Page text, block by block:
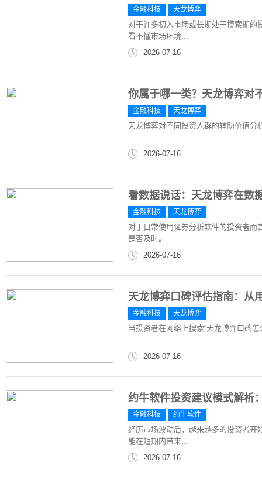
金融科技 天龙博弈
对于许多初入市场或长期处于摸索期
看不懂市场环境...
2026-07-16
你属于哪一类？天龙博弈对
金融科技 天龙博弈
天龙博弈对不同投资人群的辅助价值分
2026-07-16
看数据说话：天龙博弈在数
金融科技 天龙博弈
对于日常使用证券分析软件的投资者而
是否及时。
2026-07-16
天龙博弈口碑评估指南：从
金融科技 天龙博弈
当投资者在网络上搜索“天龙博弈口碑
2026-07-16
约牛软件投资建议模式解析
金融科技 约牛软件
经历市场波动后，越来越多的投资者开
能在短期内带来...
2026-07-16